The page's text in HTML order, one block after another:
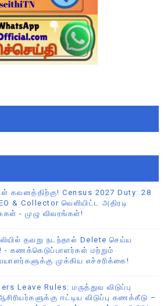
கவனத்திற்கு! Census 2027 Duty: 28
& Collector வெளியிட்ட அதிரடி
- முழு விவரங்கள்!
தவறு நடந்தால் Delete செய்ய
கணக்கெடுப்பாளர்கள் மற்றும்
முக்கிய எச்சரிக்கை!
Leave Rules: மருத்துவ விடுப்பு
ஈட்டிய விடுப்பு கணக்கீடு –